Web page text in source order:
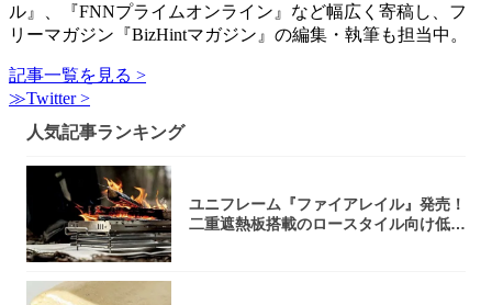
ル』、『FNNプライムオンライン』など幅広く寄稿し、フ
リーマガジン『BizHintマガジン』の編集・執筆も担当中。
記事一覧を見る >
≫Twitter >
人気記事ランキング
ユニフレーム『ファイアレイル』発売！
二重遮熱板搭載のロースタイル向け低型